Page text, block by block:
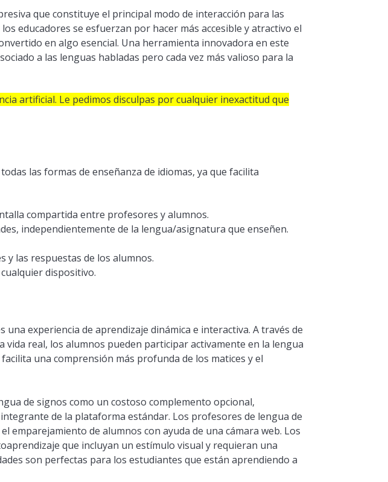
que constituye el principal modo de interacción para las
educadores se esfuerzan por hacer más accesible y atractivo el
en algo esencial. Una herramienta innovadora en este
a las lenguas habladas pero cada vez más valioso para la
artificial. Le pedimos disculpas por cualquier inexactitud que
las formas de enseñanza de idiomas, ya que facilita
compartida entre profesores y alumnos.
independientemente de la lengua/asignatura que enseñen.
y las respuestas de los alumnos.
dispositivo.
experiencia de aprendizaje dinámica e interactiva. A través de
real, los alumnos pueden participar activamente en la lengua
una comprensión más profunda de los matices y el
de signos como un costoso complemento opcional,
de la plataforma estándar. Los profesores de lengua de
emparejamiento de alumnos con ayuda de una cámara web. Los
que incluyan un estímulo visual y requieran una
son perfectas para los estudiantes que están aprendiendo a